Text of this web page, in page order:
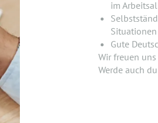
im
Gute
Wir freuen
Werde auch